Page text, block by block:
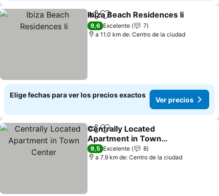
CompartirAgregar a favoritos
Ibiza Beach Residences Ii
9,6 Excelente
7
a 11.0 km de: Centro de la ciudad
Elige fechas para ver los precios exactos
Ver precios
CompartirAgregar a favoritos
Centrally Located
Apartment in Town
Center
9,5 Excelente
8
a 7.9 km de: Centro de la ciudad